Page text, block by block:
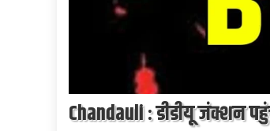
Chandauli : डीडीयू जंक्शन